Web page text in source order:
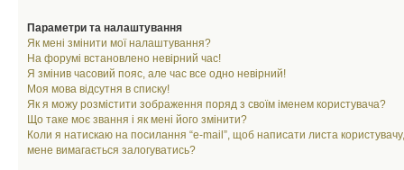
Параметри та налаштування
Як мені змінити мої налаштування?
На форумі встановлено невірний час!
Я змінив часовий пояс, але час все одно невірний!
Моя мова відсутня в списку!
Як я можу розмістити зображення поряд з своїм іменем користувача?
Що таке моє звання і як мені його змінити?
Коли я натискаю на посилання “e-mail”, щоб написати листа користувачу,
мене вимагається залогуватись?